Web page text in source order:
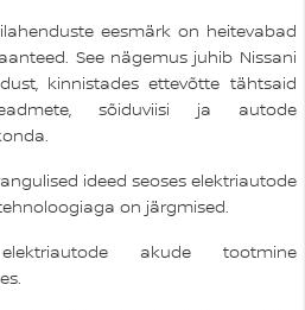
eesmärk on heitevabad
See nägemus juhib Nissani
kinnistades ettevõtte tähtsaid
sõiduviisi ja autode
ideed seoses elektriautode
on järgmised.
akude tootmine